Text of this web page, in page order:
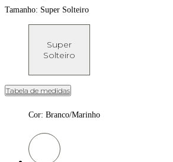
Tamanho: Super Solteiro
Super
Solteiro
Tabela de medidas
Cor: Branco/Marinho
Cor: Branco/Marinho